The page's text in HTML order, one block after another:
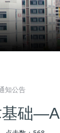
知公告
础